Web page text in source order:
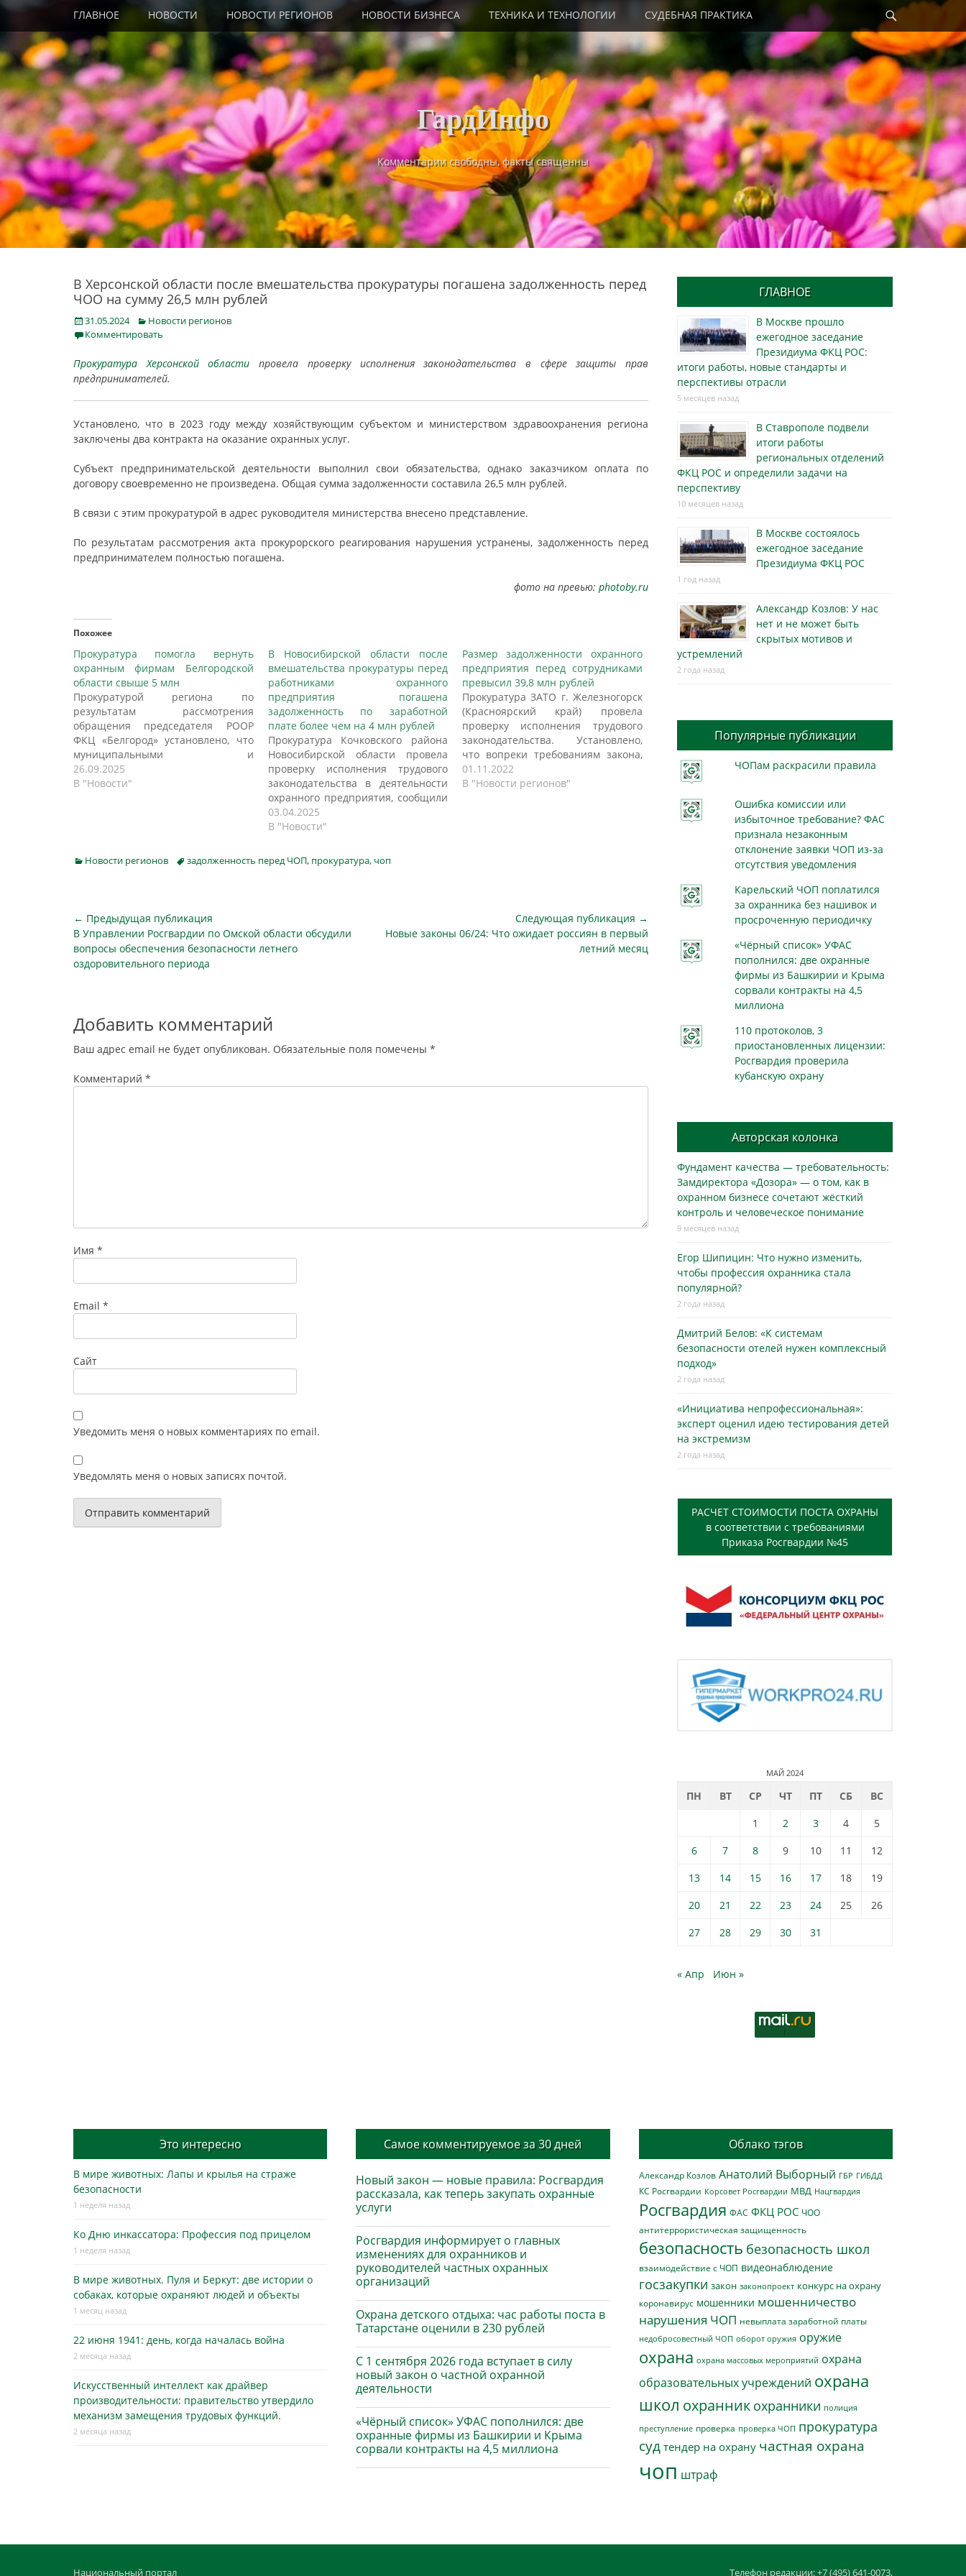
content
Primary Menu
ГЛАВНОЕ НОВОСТИ НОВОСТИ РЕГИОНОВ НОВОСТИ БИЗНЕСА ТЕХНИКА И ТЕХНОЛОГИИ СУДЕБНАЯ ПРАКТИКА
Найти
ГардИнфо
Комментарии свободны, факты священны
В Херсонской области после вмешательства прокуратуры погашена задолженность перед
ЧОО на сумму 26,5 млн рублей
Posted
on
31.05.2024 Categories
Новости регионов
Комментировать
Прокуратура Херсонской области провела проверку исполнения законодательства в сфере защиты прав
предпринимателей.
Установлено, что в 2023 году между хозяйствующим субъектом и министерством здравоохранения региона
заключены два контракта на оказание охранных услуг.
Субъект предпринимательской деятельности выполнил свои обязательства, однако заказчиком оплата по
договору своевременно не произведена. Общая сумма задолженности составила 26,5 млн рублей.
В связи с этим прокуратурой в адрес руководителя министерства внесено представление.
По результатам рассмотрения акта прокурорского реагирования нарушения устранены, задолженность перед
предпринимателем полностью погашена.
фото на превью: photoby.ru
Похожее
Прокуратура помогла вернуть
охранным фирмам Белгородской
области свыше 5 млн
Прокуратурой региона по
результатам рассмотрения
обращения председателя РООР
ФКЦ «Белгород» установлено, что
муниципальными и
государственными заказчиками в
сфере образования и
доведения региональным
министерством финансов и
сайте ведомства. В целях
устранения…
26.09.2025
В "Новости"
В Новосибирской области после
вмешательства прокуратуры перед
работниками охранного
предприятия погашена
задолженность по заработной
плате более чем на 4 млн рублей
Прокуратура Кочковского района
Новосибирской области провела
проверку исполнения трудового
законодательства в деятельности
охранного предприятия, сообщили
в пресс-службе Генеральной
прокуратуры Российской
период с сентября 2023 года по
июнь 2024 года 26 работникам
труда. Также часы работы в ночное
время,…
03.04.2025
В "Новости"
Размер задолженности охранного
предприятия перед сотрудниками
превысил 39,8 млн рублей
Прокуратура ЗАТО г. Железногорск
(Красноярский край) провела
проверку исполнения трудового
законодательства. Установлено,
что вопреки требованиям закона,
ежемесячная индексирующая
выплата к заработной плате
работниками, осуществляющими…
01.11.2022
В "Новости регионов"
Categories
Новости регионов Tagsзадолженность перед ЧОП, прокуратура, чоп
Навигация
по
записям
← Предыдущая публикация
Предыдущая
публикация
В Управлении Росгвардии по Омской области обсудили
вопросы обеспечения безопасности летнего
оздоровительного периода
Следующая публикация →
Следующая
Новые законы 06/24: Что ожидает россиян в первый
летний месяц
Добавить комментарий
Ваш адрес email не будет опубликован. Обязательные поля помечены *
Комментарий *
Имя *
Email *
Сайт
Уведомить меня о новых комментариях по email.
Уведомлять меня о новых записях почтой.
ГЛАВНОЕ
В Москве прошло
ежегодное заседание
Президиума ФКЦ РОС:
итоги работы, новые стандарты и
перспективы отрасли
5 месяцев назад
В Ставрополе подвели
итоги работы
региональных отделений
ФКЦ РОС и определили задачи на
перспективу
10 месяцев назад
В Москве состоялось
ежегодное заседание
Президиума ФКЦ РОС
1 год назад
Александр Козлов: У нас
нет и не может быть
скрытых мотивов и
устремлений
2 года назад
Популярные публикации
ЧОПам раскрасили правила
Ошибка комиссии или
избыточное требование? ФАС
признала незаконным
отклонение заявки ЧОП из-за
отсутствия уведомления
Карельский ЧОП поплатился
за охранника без нашивок и
просроченную периодичку
«Чёрный список» УФАС
пополнился: две охранные
фирмы из Башкирии и Крыма
сорвали контракты на 4,5
миллиона
110 протоколов, 3
приостановленных лицензии:
Росгвардия проверила
кубанскую охрану
Авторская колонка
Фундамент качества — требовательность:
Замдиректора «Дозора» — о том, как в
охранном бизнесe сочетают жёсткий
контроль и человеческое понимание
9 месяцев назад
Егор Шипицин: Что нужно изменить,
чтобы профессия охранника стала
популярной?
2 года назад
Дмитрий Белов: «К системам
безопасности отелей нужен комплексный
подход»
2 года назад
«Инициатива непрофессиональная»:
эксперт оценил идею тестирования детей
на экстремизм
2 года назад
РАСЧЕТ СТОИМОСТИ ПОСТА ОХРАНЫ
в соответствии с требованиями
Приказа Росгвардии №45
МАЙ 2024
ПН ВТ СР ЧТ ПТ СБ
ВС
1
2 3 4
5
6
7 8 9 10 11
12
13
14 15 16 17 18
19
20
21 22 23 24 25
26
27
28 29 30 31
« Апр Июн »
Это интересно
В мире животных: Лапы и крылья на страже
безопасности
1 неделя назад
Ко Дню инкассатора: Профессия под прицелом
1 неделя назад
В мире животных. Пуля и Беркут: две истории о
собаках, которые охраняют людей и объекты
1 месяц назад
22 июня 1941: день, когда началась война
2 месяца назад
Искусственный интеллект как драйвер
производительности: правительство утвердило
механизм замещения трудовых функций.
2 месяца назад
Самое комментируемое за 30 дней
Новый закон — новые правила: Росгвардия
рассказала, как теперь закупать охранные
услуги
Росгвардия информирует о главных
изменениях для охранников и
руководителей частных охранных
организаций
Охрана детского отдыха: час работы поста в
Татарстане оценили в 230 рублей
С 1 сентября 2026 года вступает в силу
новый закон о частной охранной
деятельности
«Чёрный список» УФАС пополнился: две
охранные фирмы из Башкирии и Крыма
сорвали контракты на 4,5 миллиона
Облако тэгов
Александр Козлов Анатолий Выборный ГБР ГИБДД
КС Росгвардии Корсовет Росгвардии МВД Нацгвардия
Росгвардия ФАС ФКЦ РОС ЧОО
антитеррористическая защищенность
безопасность безопасность школ
взаимодействие с ЧОП видеонаблюдение
госзакупки закон законопроект конкурс на охрану
коронавирус мошенники мошенничество
нарушения ЧОП невыплата заработной платы
недобросовестный ЧОП оборот оружия оружие
охрана охрана массовых мероприятий охрана
образовательных учреждений охрана
школ охранник охранники полиция
преступление проверка проверка ЧОП прокуратура
суд тендер на охрану частная охрана
чоп штраф
Национальный портал Телефон редакции: +7 (495) 641-0073,